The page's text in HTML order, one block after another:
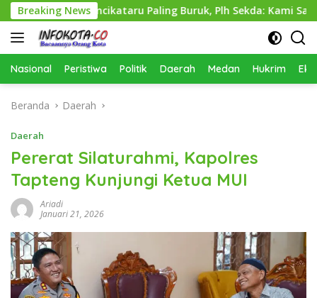
Langsung
ke
konten
Breaking News
Perkimcikataru Paling Buruk, Plh Sekda: Kami Sarankan
Nasional Peristiwa Politik Daerah Medan Hukrim
Beranda Daerah
Daerah
Pererat Silaturahmi, Kapolres
Tapteng Kunjungi Ketua MUI
Ariadi
Januari 21, 2026